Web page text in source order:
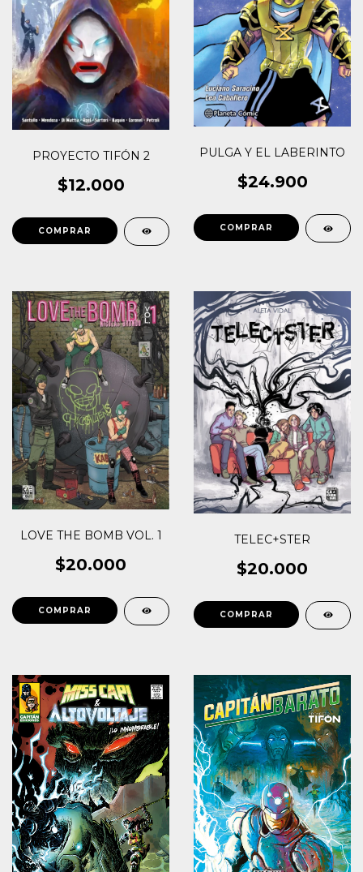
PROYECTO TIFÓN 2
$12.000
PULGA Y EL LABERINTO
$24.900
LOVE THE BOMB VOL. 1
$20.000
TELEC+STER
$20.000